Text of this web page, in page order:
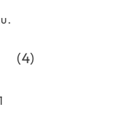
\bar{X})(y_i-